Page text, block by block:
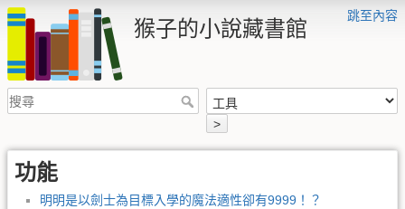
跳至內容
猴子的小說藏書館
>
功能
明明是以劍士為目標入學的魔法適性卻有9999！？